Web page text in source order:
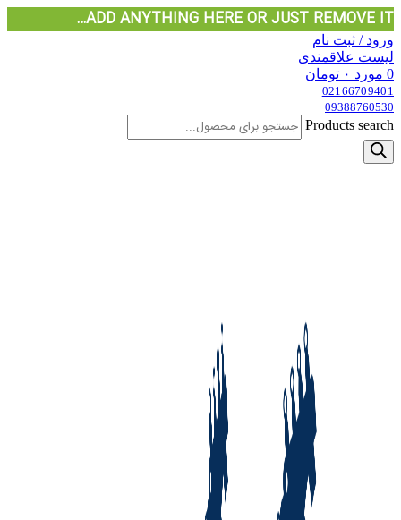
ADD ANYTHING HERE OR JUST REMOVE IT…
ورود / ثبت نام
لیست علاقمندی
0 مورد ۰ تومان
02166709401
09388760530
Products search